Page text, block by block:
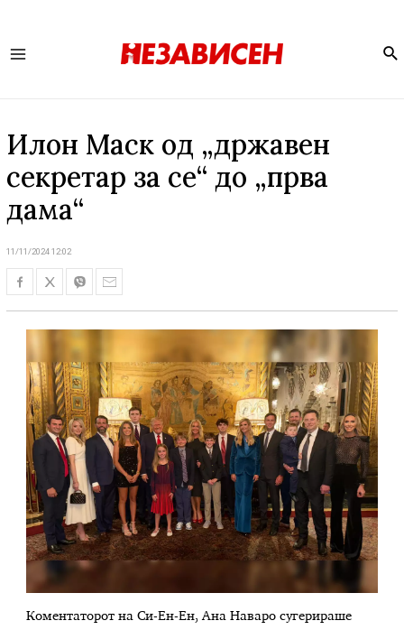
Илон Маск од „државен
секретар за се“ до „прва
дама“
11/11/2024 12:02
Коментаторот на Си-Ен-Ен, Ана Наваро сугерираше